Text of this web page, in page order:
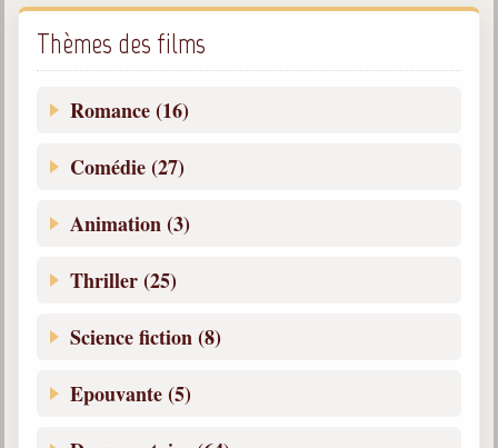
Thèmes des films
Romance (16)
Comédie (27)
Animation (3)
Thriller (25)
Science fiction (8)
Epouvante (5)